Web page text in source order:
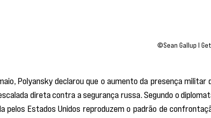
©Sean Gallup I
Polyansky declarou que o aumento da presença militar
direta contra a segurança russa. Segundo o
pelos Estados Unidos reproduzem o padrão de